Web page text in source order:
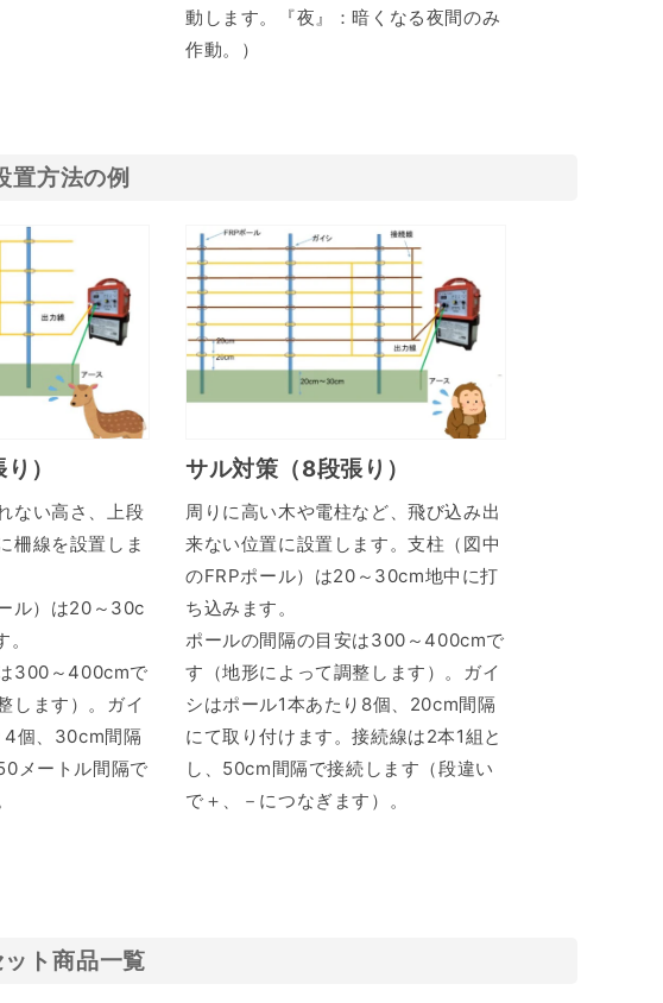
動します。『夜』：暗くなる夜間のみ
作動。）
置方法の例
）
ない高さ、上段
柵線を設置しま
ル）は20～30c
300～400cmで
します）。ガイ
4個、30cm間隔
メートル間隔で
サル対策（8段張り）
周りに高い木や電柱など、飛び込み出
来ない位置に設置します。支柱（図中
のFRPポール）は20～30cm地中に打
ち込みます。
ポールの間隔の目安は300～400cmで
す（地形によって調整します）。ガイ
シはポール1本あたり8個、20cm間隔
にて取り付けます。接続線は2本1組と
し、50cm間隔で接続します（段違い
で＋、－につなぎます）。
ト商品一覧